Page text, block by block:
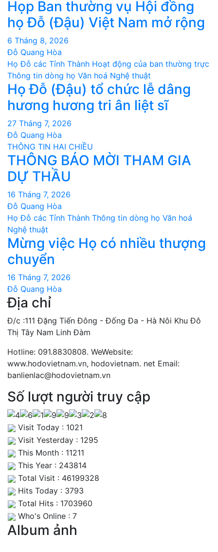
Họp Ban thường vụ Hội đồng
họ Đỗ (Đậu) Việt Nam mở rộng
6 Tháng 8, 2026
Đỗ Quang Hòa
Họ Đỗ các Tỉnh Thành Hoạt động của ban thường trực
Thông tin dòng họ Văn hoá Nghệ thuật
Họ Đỗ (Đậu) tổ chức lễ dâng
hương hương tri ân liệt sĩ
27 Tháng 7, 2026
Đỗ Quang Hòa
THÔNG TIN HAI CHIỀU
THÔNG BÁO MỜI THAM GIA
DỰ THẦU
16 Tháng 7, 2026
Đỗ Quang Hòa
Họ Đỗ các Tỉnh Thành Thông tin dòng họ Văn hoá
Nghệ thuật
Mừng việc Họ có nhiều thượng
chuyển
16 Tháng 7, 2026
Đỗ Quang Hòa
Địa chỉ
Đ/c :111 Đặng Tiến Đông - Đống Đa - Hà Nôi Khu Đô
Thị Tây Nam Linh Đàm
Hotline: 091.8830808. WeWebsite:
www.hodovietnam.vn, hodovietnam. net Email:
banlienlac@hodovietnam.vn
Số lượt người truy cập
Visit Today : 1021
Visit Yesterday : 1295
This Month : 11211
This Year : 243814
Total Visit : 46199328
Hits Today : 3793
Total Hits : 1703960
Who's Online : 7
Album ảnh